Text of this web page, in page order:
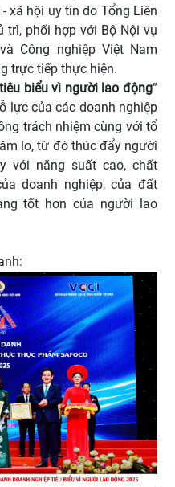
xã hội uy tín do Tổng Liên
trì, phối hợp với Bộ Nội vụ
Công nghiệp Việt Nam
trực tiếp thực hiện.
biểu vì người lao động”
lực của các doanh nghiệp
trách nhiệm cùng với tổ
lo, từ đó thúc đẩy người
với năng suất cao, chất
doanh nghiệp, của đất
tốt hơn của người lao